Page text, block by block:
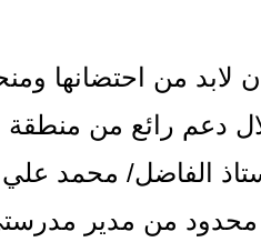
لابد من احتضانها
دعم رائع من منطقة
الفاضل/ محمد
من مدير